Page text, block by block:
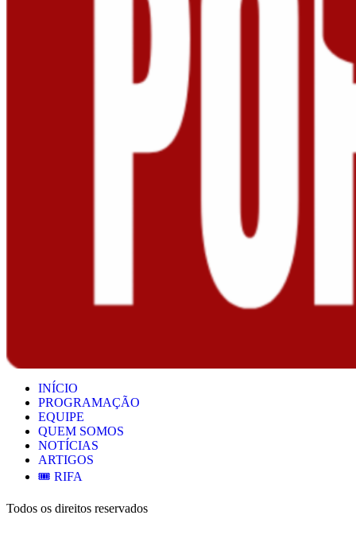
INÍCIO
PROGRAMAÇÃO
EQUIPE
QUEM SOMOS
NOTÍCIAS
ARTIGOS
🎟️ RIFA
Todos os direitos reservados